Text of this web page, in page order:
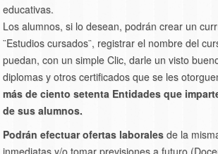
educativas.
Los alumnos, si lo desean, podrán crear un
¨Estudios cursados¨, registrar el nombre del
puedan, con un simple Clic, darle un visto
diplomas y otros certificados que se les
más de ciento setenta Entidades que
de sus alumnos.
Podrán efectuar ofertas laborales de la
inmediatas y/o tomar previsiones a futuro